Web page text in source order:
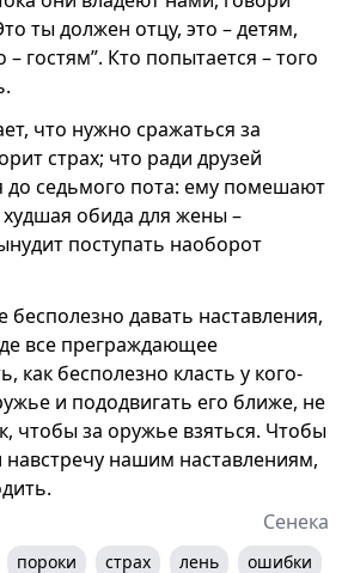
ты должен отцу, это – детям,
– гостям”. Кто попытается – того
что нужно сражаться за
страх; что ради друзей
до седьмого пота: ему помешают
обида для жены –
поступать наоборот
бесполезно давать наставления,
все преграждающее
как бесполезно класть у кого-
и пододвигать его ближе, не
чтобы за оружье взяться. Чтобы
нашим наставлениям,
Сенека
пороки страх лень
ошибки